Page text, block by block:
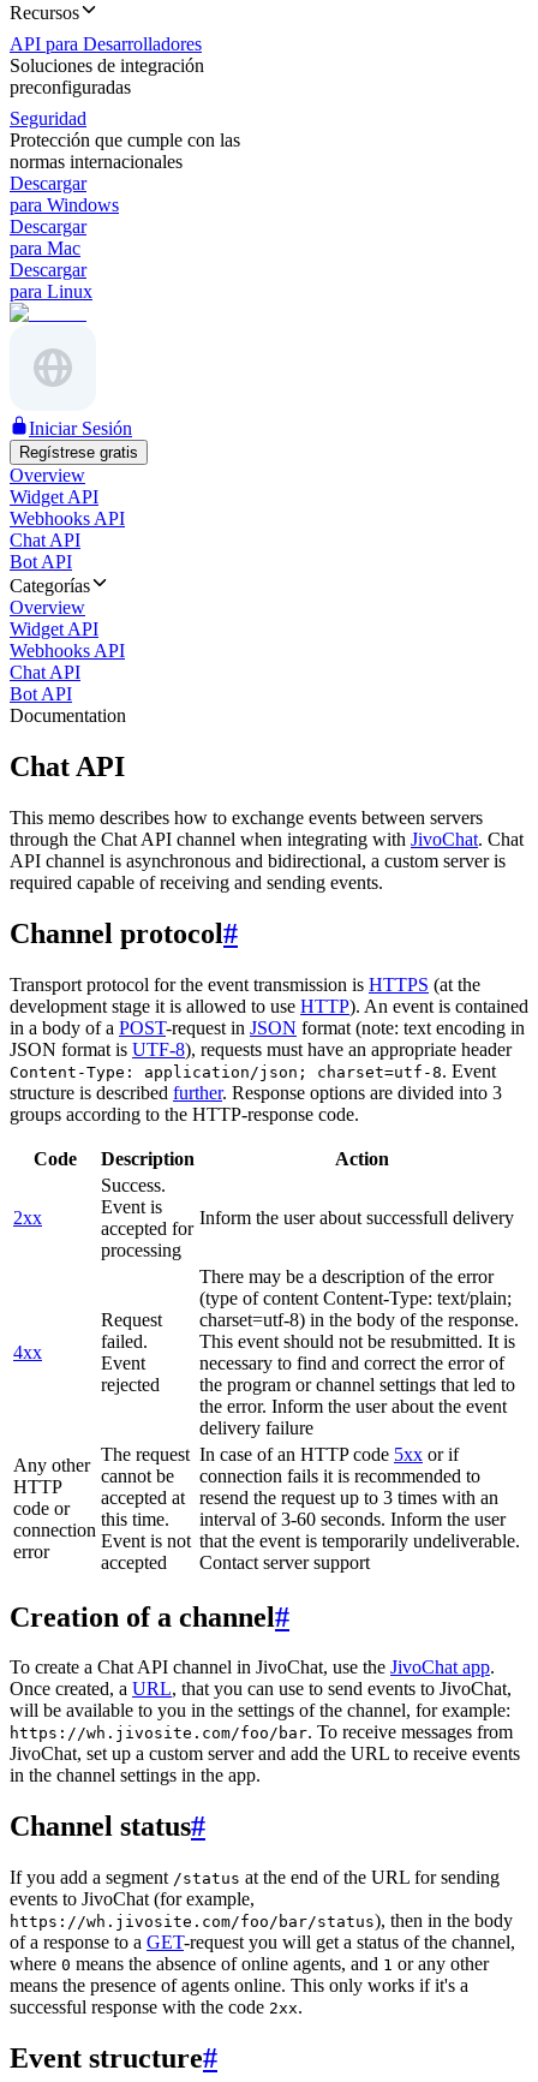
Recursos
API para Desarrolladores
Soluciones de integración
preconfiguradas
Seguridad
Protección que cumple con las
normas internacionales
Descargar
para Windows
Descargar
para Mac
Descargar
para Linux
Iniciar Sesión
Regístrese gratis
Overview
Widget API
Webhooks API
Chat API
Bot API
Categorías
Overview
Widget API
Webhooks API
Chat API
Bot API
Documentation
Chat API
This memo describes how to exchange events between servers
through the Chat API channel when integrating with JivoChat. Chat
API channel is asynchronous and bidirectional, a custom server is
required capable of receiving and sending events.
Channel protocol#
Transport protocol for the event transmission is HTTPS (at the
development stage it is allowed to use HTTP). An event is contained
in a body of a POST-request in JSON format (note: text encoding in
JSON format is UTF-8), requests must have an appropriate header
Content-Type: application/json; charset=utf-8. Event
structure is described further. Response options are divided into 3
groups according to the HTTP-response code.
Code Description Action
2xx
Success.
Event is
accepted for
processing
Inform the user about successfull delivery
4xx
Request
failed.
Event
rejected
There may be a description of the error
(type of content Content-Type: text/plain;
charset=utf-8) in the body of the response.
This event should not be resubmitted. It is
necessary to find and correct the error of
the program or channel settings that led to
the error. Inform the user about the event
delivery failure
Any other
HTTP
code or
connection
error
The request
cannot be
accepted at
this time.
Event is not
accepted
In case of an HTTP code 5xx or if
connection fails it is recommended to
resend the request up to 3 times with an
interval of 3-60 seconds. Inform the user
that the event is temporarily undeliverable.
Contact server support
Creation of a channel#
To create a Chat API channel in JivoChat, use the JivoChat app.
Once created, a URL, that you can use to send events to JivoChat,
will be available to you in the settings of the channel, for example:
https://wh.jivosite.com/foo/bar. To receive messages from
JivoChat, set up a custom server and add the URL to receive events
in the channel settings in the app.
Channel status#
If you add a segment /status at the end of the URL for sending
events to JivoChat (for example,
https://wh.jivosite.com/foo/bar/status), then in the body
of a response to a GET-request you will get a status of the channel,
where 0 means the absence of online agents, and 1 or any other
means the presence of agents online. This only works if it's a
successful response with the code 2xx.
Event structure#